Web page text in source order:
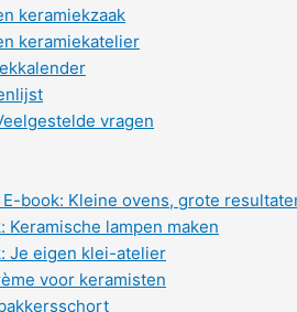
keramiekzaak
keramiekatelier
vragen
E-book: Kleine ovens, grote
Keramische lampen maken
Je eigen klei-atelier
voor keramisten